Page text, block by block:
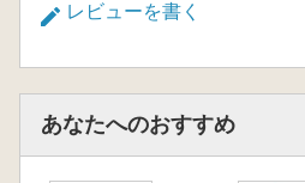
レビューを書く
あなたへのおすすめ